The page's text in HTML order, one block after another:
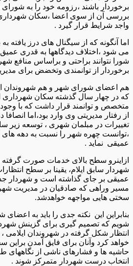
برخوردار باشند ،رزومه خود را به
بررسی آن از سوی اعضا ،سکان شهرداری
واجد شرایط قرار گیرد .
اما آنگونه که از سیگنال های درز یافته
می شود ،اختلاف دیدگاهها به قدری
شورا نتوانند براحتی و براساس منافع
برخوردار از توانمندی وتخضض برای
هم اعضای شورای شهر و هم شهروندان
که در چهار سال گذشته سکان شهرداری
متخصص و توانمند قرار داشت که با وجود
از رفتار مدیریتی وی وارد بود،اما
تغییرات در مبلمان شهری ، توسعه زیر
،توانست چهره شهر را نسبت به دهه
عمیقی نماید .
ازاینرو سطح بالای خدمات صورت
شهردار سابق ایلام، یقینا بر سطح
عمیقی بر جای گذاشته است و شهردار
مسیر وراهی که صادقیان در مدیریت
سختی هایی مواجهه خواهدشد.
بنابراین این نکته جدی را باید به اعضای
شویم که تصمیم گیری برای گزینش
انتظار شکل گرفته در شهروندان ایلامی
خواهد کرد وآنان برای فایق آمدن براین
حاشیه ها و فشارهای ناشی از نگاههای
انتخاب درست شهردار متمرکز شوند .